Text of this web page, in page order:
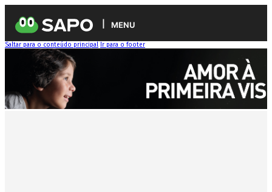
MENU
Saltar para o conteúdo principal Ir para o footer